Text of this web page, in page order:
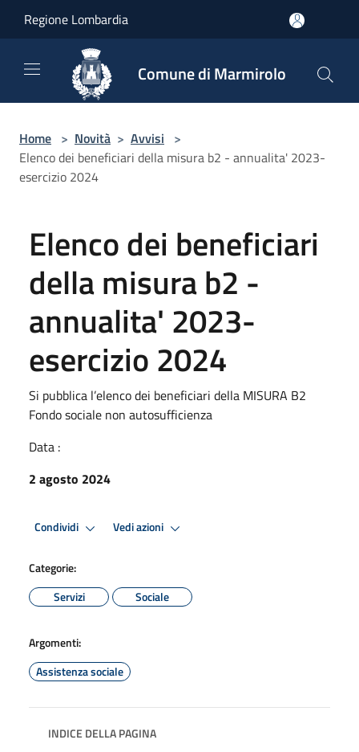
Regione Lombardia
Comune di Marmirolo
Home > Novità > Avvisi >
Elenco dei beneficiari della misura b2 - annualita' 2023-
esercizio 2024
Elenco dei beneficiari
della misura b2 -
annualita' 2023-
esercizio 2024
Si pubblica l’elenco dei beneficiari della MISURA B2
Fondo sociale non autosufficienza
Data :
2 agosto 2024
Condividi Vedi azioni
Categorie:
Servizi
Sociale
Argomenti:
Assistenza sociale
INDICE DELLA PAGINA